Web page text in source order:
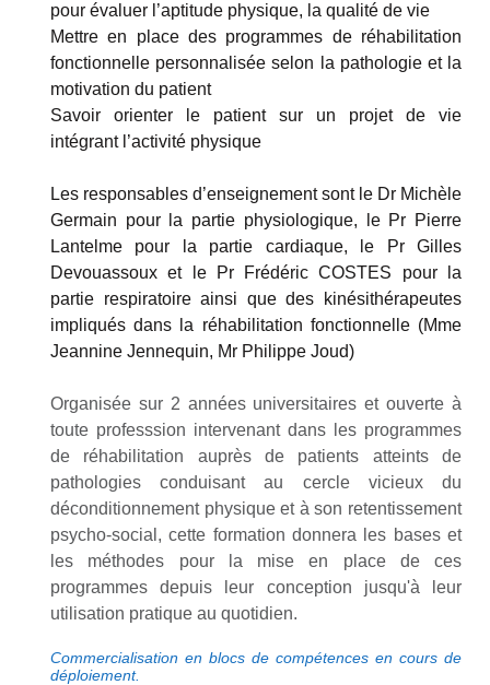
pour évaluer l’aptitude physique, la qualité de vie
Mettre en place des programmes de réhabilitation
fonctionnelle personnalisée selon la pathologie et la
motivation du patient
Savoir orienter le patient sur un projet de vie
intégrant l’activité physique
Les responsables d’enseignement sont le Dr Michèle
Germain pour la partie physiologique, le Pr Pierre
Lantelme pour la partie cardiaque, le Pr Gilles
Devouassoux et le Pr Frédéric COSTES pour la
partie respiratoire ainsi que des kinésithérapeutes
impliqués dans la réhabilitation fonctionnelle (Mme
Jeannine Jennequin, Mr Philippe Joud)
Organisée sur 2 années universitaires et ouverte à
toute professsion intervenant dans les programmes
de réhabilitation auprès de patients atteints de
pathologies conduisant au cercle vicieux du
déconditionnement physique et à son retentissement
psycho-social, cette formation donnera les bases et
les méthodes pour la mise en place de ces
programmes depuis leur conception jusqu'à leur
utilisation pratique au quotidien.
Commercialisation en blocs de compétences en cours de
déploiement.